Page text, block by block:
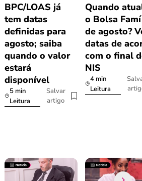
BPC/LOAS já
tem datas
definidas para
agosto; saiba
quando o valor
estará
disponível
5 min
Leitura
Salvar
artigo
Quando
o Bolsa
de agosto?
datas de
com o final
NIS
4 min
Leitura